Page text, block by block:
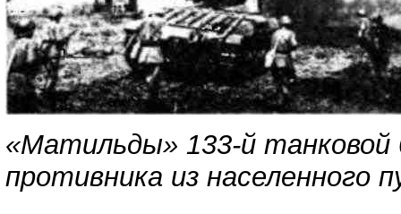
«Матильды» 133-й танковой
противника из